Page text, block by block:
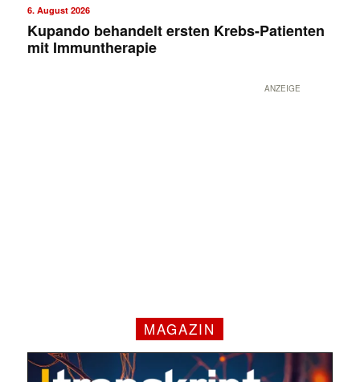
6. August 2026
Kupando behandelt ersten Krebs-Patienten
mit Immuntherapie
ANZEIGE
MAGAZIN